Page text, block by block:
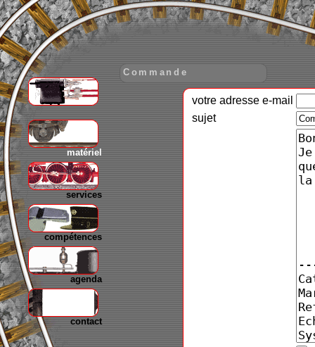
matériel
services
compétences
agenda
contact
Commande
votre adresse e-mail
sujet